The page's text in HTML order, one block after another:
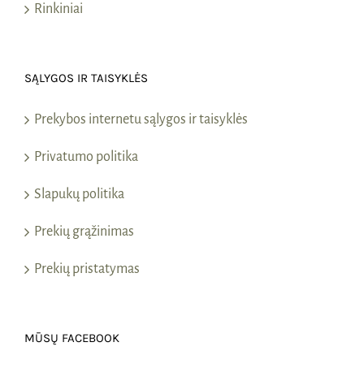
Rinkiniai
SĄLYGOS IR TAISYKLĖS
Prekybos internetu sąlygos ir taisyklės
Privatumo politika
Slapukų politika
Prekių grąžinimas
Prekių pristatymas
MŪSŲ FACEBOOK